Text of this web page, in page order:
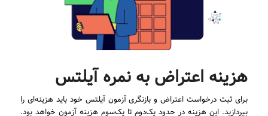
هزینه اعتراض به نمره آیلتس
برای ثبت درخواست اعتراض و بازنگری آزمون آیلتس خود باید هزینه‌ای را
بپردازید. این هزینه در حدود یک‌دوم تا یک‌سوم هزینه آزمون خواهد بود.